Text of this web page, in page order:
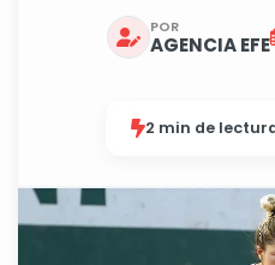
POR
AGENCIA EFE
2 min de